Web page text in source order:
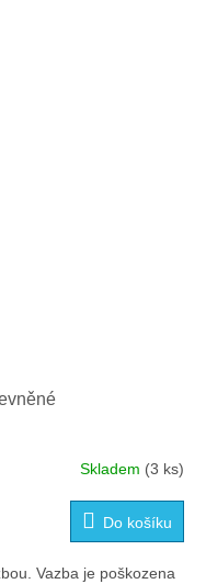
Skladem (3 ks)
Do košíku
Vazba je poškozena